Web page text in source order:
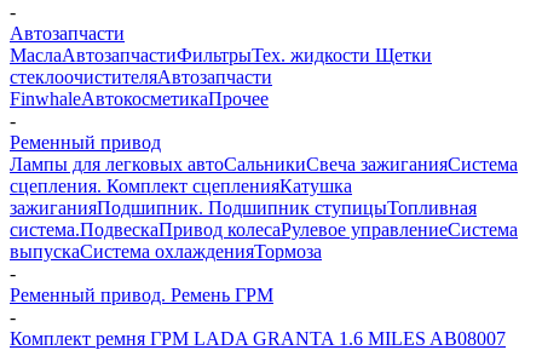
-
Автозапчасти
МаслаАвтозапчастиФильтрыТех. жидкости Щетки
стеклоочистителяАвтозапчасти
FinwhaleАвтокосметикаПрочее
-
Ременный привод
Лампы для легковых автоСальникиСвеча зажиганияСистема
сцепления. Комплект сцепленияКатушка
зажиганияПодшипник. Подшипник ступицыТопливная
система.ПодвескаПривод колесаРулевое управлениеСистема
выпускаСистема охлажденияТормоза
-
Ременный привод. Ремень ГРМ
-
Комплект ремня ГРМ LADA GRANTA 1.6 MILES AB08007